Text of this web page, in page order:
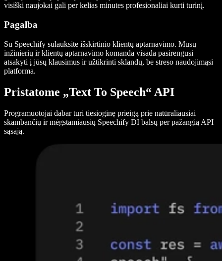
visiški naujokai gali per kelias minutes profesionaliai kurti turinį.
Pagalba
Su Speechify sulauksite išskirtinio klientų aptarnavimo. Mūsų
inžinierių ir klientų aptarnavimo komanda visada pasirengusi
atsakyti į jūsų klausimus ir užtikrinti sklandų, be streso naudojimąsi
platforma.
Pristatome „Text To Speech“ API
Programuotojai dabar turi tiesioginę prieigą prie natūraliausiai
skambančių ir mėgstamiausių Speechify DI balsų per pažangią API
sąsają.